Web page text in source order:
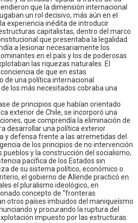
que la dimensión internacional
un rol decisivo, más aún en el
experiencia inédita de introducir
capitalistas, dentro del marco
que presentaba la legalidad
a lesionar necesariamente los
en el país y los de poderosas
las riquezas naturales. El
de que en estas
de una política internacional
los más necesitados cobraba una
de principios que habían orientado
exterior de Chile, se incorporó una
que comprendía la eliminación de
desarrollar una política exterior
y defensa frente a las arremetidas del
de los principios de no intervención
y la construcción del socialismo,
pacífica de los Estados sin
de su sistema político, económico o
el gobierno de Allende practicó en
el pluralismo ideológico, en
concepto de “fronteras
otros países imbuidos del maniqueísmo
y procurando la ruptura del
impuesto por las estructuras